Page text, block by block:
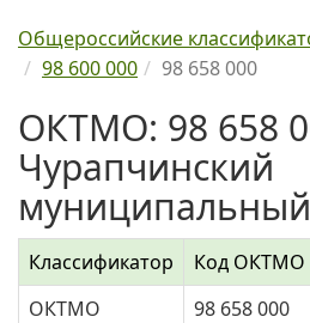
Общероссийские
98 600 000
98 658 000
ОКТМО: 98 658
Чурапчинский
Классификатор Код ОКТМО
ОКТМО
98 658 000